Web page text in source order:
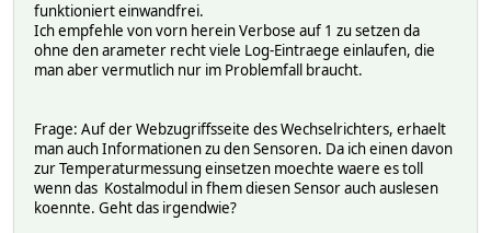
funktioniert einwandfrei.
Ich empfehle von vorn herein Verbose auf 1 zu setzen da
ohne den arameter recht viele Log-Eintraege einlaufen, die
man aber vermutlich nur im Problemfall braucht.
Frage: Auf der Webzugriffsseite des Wechselrichters, erhaelt
man auch Informationen zu den Sensoren. Da ich einen davon
zur Temperaturmessung einsetzen moechte waere es toll
wenn das Kostalmodul in fhem diesen Sensor auch auslesen
koennte. Geht das irgendwie?